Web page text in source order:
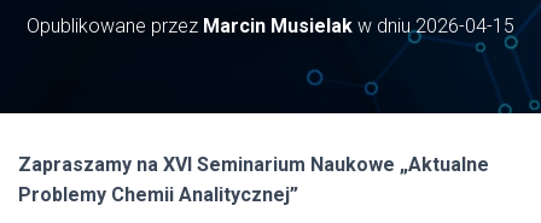
W
A
Opublikowane przez Marcin Musielak w dniu2026-04-15
Zapraszamy na XVI Seminarium Naukowe „Aktualne
Problemy Chemii Analitycznej”